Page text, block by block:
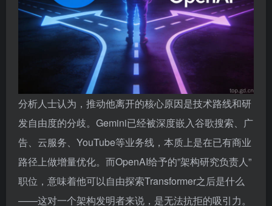
分析人士认为，推动他离开的核心原因是技术路线和研
发自由度的分歧。Gemini已经被深度嵌入谷歌搜索、广
告、云服务、YouTube等业务线，本质上是在已有商业
路径上做增量优化。而OpenAI给予的”架构研究负责人”
职位，意味着他可以自由探索Transformer之后是什么
——这对一个架构发明者来说，是无法抗拒的吸引力。